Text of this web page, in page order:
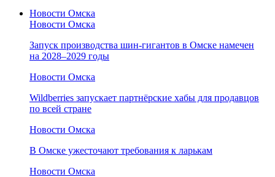
Новости Омска
Новости Омска
Запуск производства шин-гигантов в Омске намечен
на 2028–2029 годы
Новости Омска
Wildberries запускает партнёрские хабы для продавцов
по всей стране
Новости Омска
В Омске ужесточают требования к ларькам
Новости Омска